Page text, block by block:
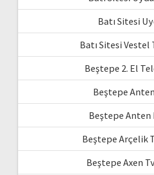
Batı Sitesi
Batı Sitesi Vestel
Beştepe 2. El
Beştepe
Beştepe Anten
Beştepe Arçelik
Beştepe Axen